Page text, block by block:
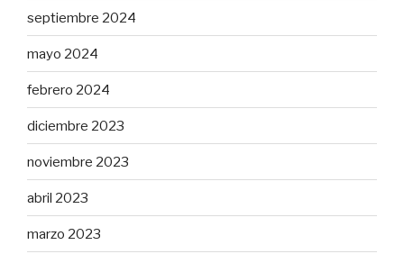
septiembre 2024
mayo 2024
febrero 2024
diciembre 2023
noviembre 2023
abril 2023
marzo 2023